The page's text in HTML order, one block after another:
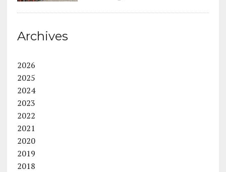
Archives
2026
2025
2024
2023
2022
2021
2020
2019
2018